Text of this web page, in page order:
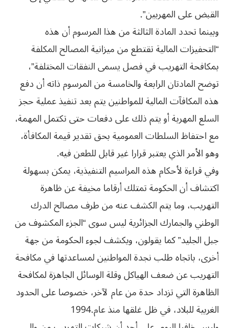
‬القبض‮ ‬على‮ ‬المهربين‮”.‬
وبينما تحدد المادة الثالثة من هذا المرسوم أن هذه
“التحفيزات المالية تقتطع من ميزانية المصالح المكلفة
بمكافحة التهريب في فصل يسمى النفقات المختلفة”،
توضح المادتان الرابعة والخامسة من المرسوم ذاته أن دفع
‬وهو‮ ‬الأمر‮ ‬الذي‮ ‬يعتبر‮ ‬قرارا‮ ‬غير‮ ‬قابل‮ ‬للطعن‮ ‬فيه‮.‬
وفي قراءة لأحكام هذه المراسيم التنفيذية، يمكن بسهولة
اكتشاف أن الحكومة تمتلك أرقاما مخيفة عن ظاهرة
التهريب، وما يتم الكشف عنه من طرف مصالح الدرك
الوطني والجمارك الجزائرية ليس سوى “الجزء المكشوف من
جبل الجليد” كما يقولون، ويكشف لجوء الحكومة من جهة
‬الغربية‮ ‬للبلاد،‮ ‬في‮ ‬ظل‮ ‬غلقها‮ ‬منذ‮ ‬عام‮ ‬1994‮.‬